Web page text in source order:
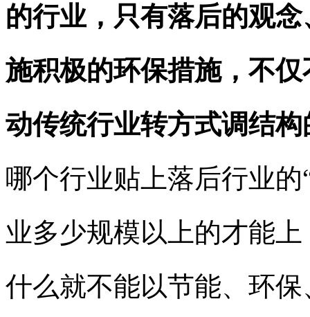
的行业，只有落后的观
施积极的环保措施，不
动传统行业转方式调结
哪个行业贴上落后行业
业多少规模以上的才能
什么就不能以节能、环